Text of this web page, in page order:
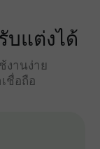
บแต่งได้
งานง่าย
ชื่อถือ